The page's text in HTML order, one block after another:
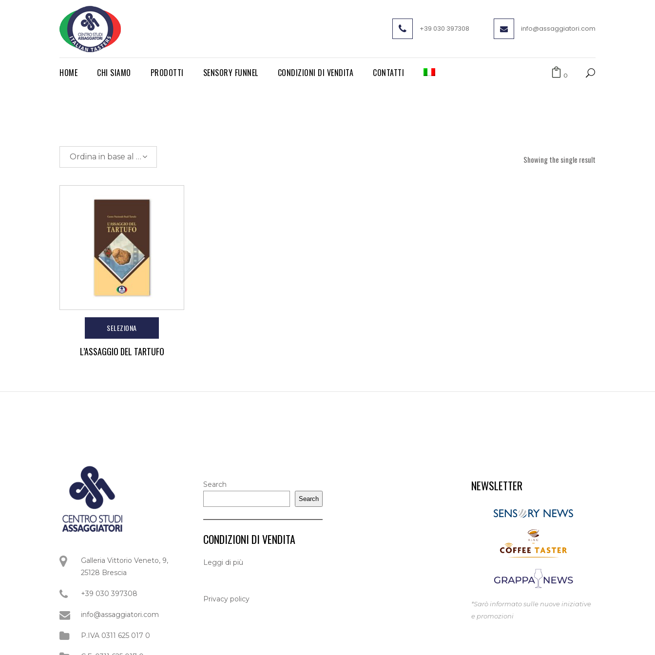
+39 030 397308 info@assaggiatori.com
HOME CHI SIAMO PRODOTTI SENSORY FUNNEL CONDIZIONI DI VENDITA CONTATTI 0
Showing the single result
Ordina in base al più recente
SELEZIONA
L’ASSAGGIO DEL TARTUFO
Galleria Vittorio Veneto, 9,
25128 Brescia
+39 030 397308
info@assaggiatori.com
P.IVA 0311 625 017 0
Search
Search
CONDIZIONI DI VENDITA
Leggi di più
Privacy policy
NEWSLETTER
*Sarò informato sulle nuove iniziative
e promozioni